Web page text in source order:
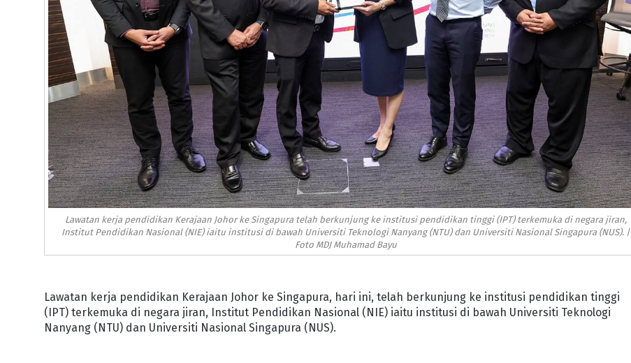
Lawatan kerja pendidikan Kerajaan Johor ke Singapura telah berkunjung ke institusi pendidikan tinggi (IPT) terkemuka di negara jiran,
Institut Pendidikan Nasional (NIE) iaitu institusi di bawah Universiti Teknologi Nanyang (NTU) dan Universiti Nasional Singapura (NUS). |
Foto MDJ Muhamad Bayu
Lawatan kerja pendidikan Kerajaan Johor ke Singapura, hari ini, telah berkunjung ke institusi pendidikan tinggi
(IPT) terkemuka di negara jiran, Institut Pendidikan Nasional (NIE) iaitu institusi di bawah Universiti Teknologi
Nanyang (NTU) dan Universiti Nasional Singapura (NUS).